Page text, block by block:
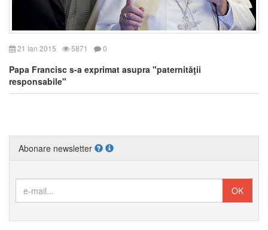
21 Ian 2015 5871 0
Papa Francisc s-a exprimat asupra "paternităţii
responsabile"
Abonare newsletter